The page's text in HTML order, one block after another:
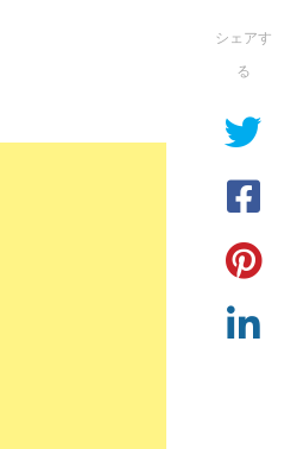
シェアす
る